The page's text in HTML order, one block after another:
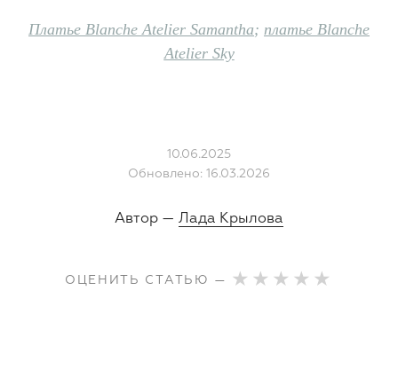
Платье Blanche Atelier Samantha; платье Blanche
Atelier Sky
10.06.2025
Обновлено: 16.03.2026
Автор — Лада Крылова
ОЦЕНИТЬ СТАТЬЮ —